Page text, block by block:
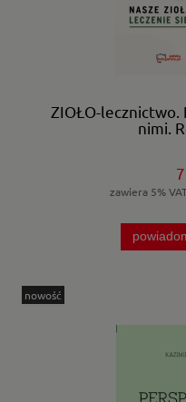
ZIOŁO-lecznictwo.
nimi.
zawiera 5%
nowość